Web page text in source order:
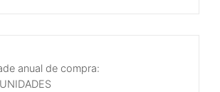
anual de compra: